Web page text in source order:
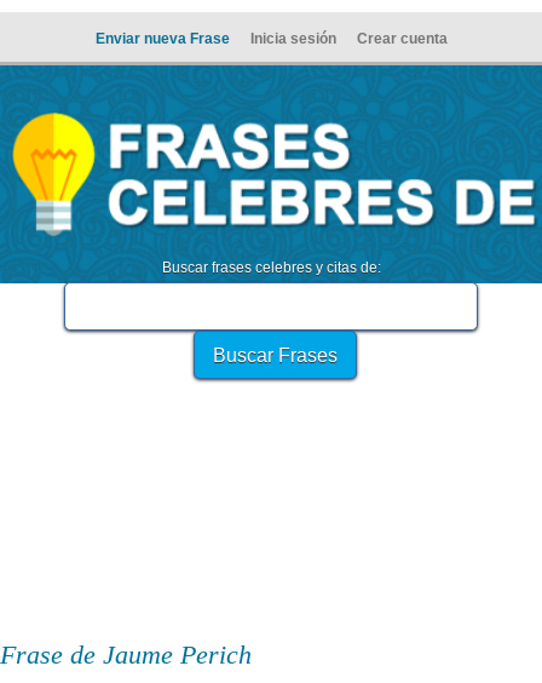
Enviar nueva Frase Inicia sesión Crear cuenta
Buscar frases celebres y citas de:
Frase de Jaume Perich